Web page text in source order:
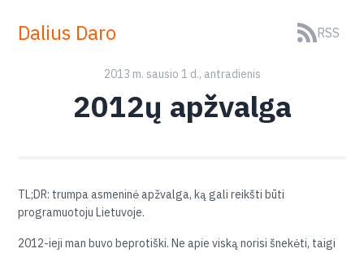
Dalius Daro RSS
2013 m. sausio 1 d., antradienis
2012ų apžvalga
TL;DR: trumpa asmeninė apžvalga, ką gali reikšti būti
programuotoju Lietuvoje.
2012-ieji man buvo beprotiški. Ne apie viską norisi šnekėti, taigi